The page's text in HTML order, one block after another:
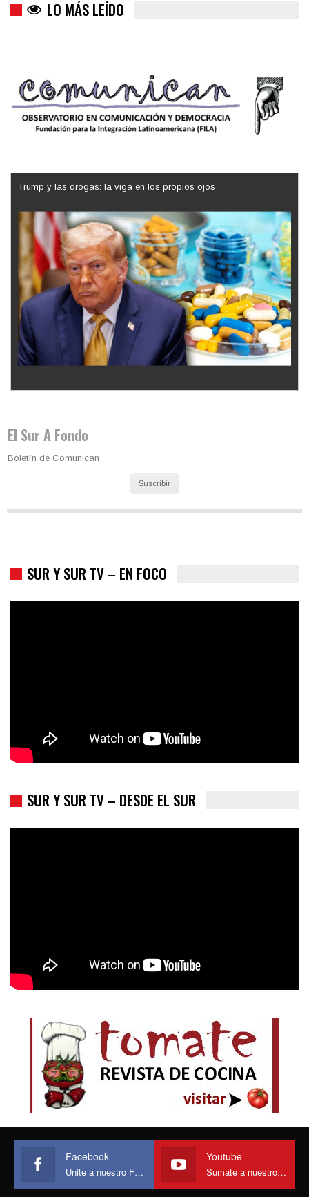
LO MÁS LEÍDO
Trump y las drogas: la viga en los propios ojos
El Sur A Fondo
Boletín de Comunican
Suscribir
SUR Y SUR TV – EN FOCO
SUR Y SUR TV – DESDE EL SUR
Facebook
Unite a nuestro Face
Youtube
Sumate a nuestro canal